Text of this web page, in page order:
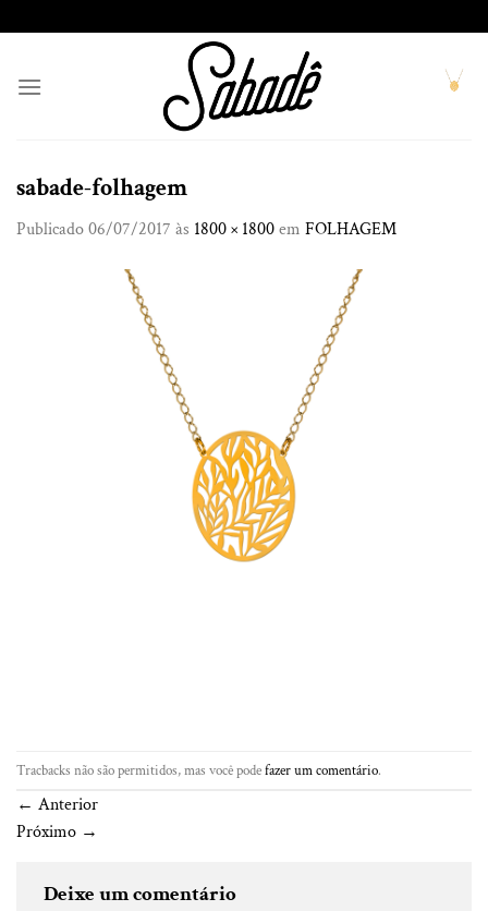
to
sabade-folhagem
Publicado06/07/2017 às 1800 × 1800em FOLHAGEM
Tracbacks não são permitidos, mas você podefazer um comentário.
← Anterior
Próximo →
Deixe um comentário